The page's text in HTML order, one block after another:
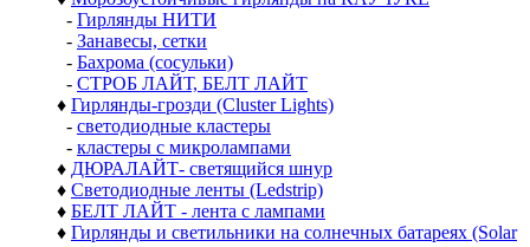
- Гирлянды НИТИ
- Занавесы, сетки
- Бахрома (сосульки)
- СТРОБ ЛАЙТ, БЕЛТ ЛАЙТ
♦ Гирлянды-грозди (Cluster Lights)
- светодиодные кластеры
- кластеры с микролампами
♦ ДЮРАЛАЙТ- светящийся шнур
♦ Светодиодные ленты (Ledstrip)
♦ БЕЛТ ЛАЙТ - лента с лампами
♦ Гирлянды и светильники на солнечных батареях (Solar